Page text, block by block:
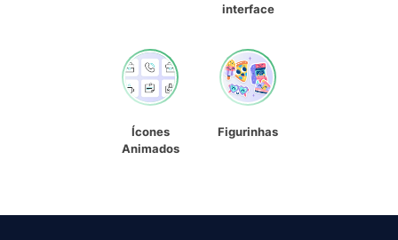
interface
Ícones
Animados
Figurinhas